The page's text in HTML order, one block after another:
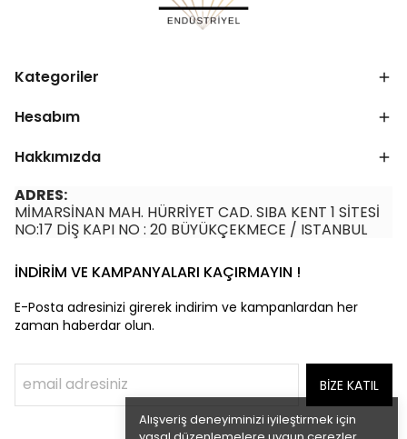
Alışveriş deneyiminizi iyileştirmek için
Kategoriler
Hesabım
Hakkımızda
ADRES:
MİMARSİNAN MAH. HÜRRİYET CAD. SIBA KENT 1 SİTESİ
NO:17 DİŞ KAPI NO : 20 BÜYÜKÇEKMECE / ISTANBUL
İNDİRİM VE KAMPANYALARI KAÇIRMAYIN !
E-Posta adresinizi girerek indirim ve kampanlardan her
zaman haberdar olun.
BİZE KATIL